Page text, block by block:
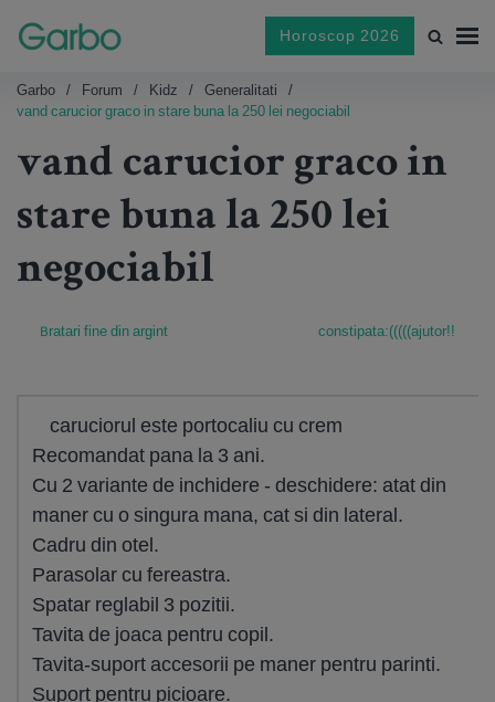
Horoscop 2026
Garbo Forum Kidz
Generalitati
vand carucior graco in stare buna la 250 lei negociabil
vand carucior graco in
stare buna la 250 lei
negociabil
Bratari fine din argint constipata:(((((ajutor!!
caruciorul este portocaliu cu crem
Recomandat pana la 3 ani.
Cu 2 variante de inchidere - deschidere: atat din
maner cu o singura mana, cat si din lateral.
Cadru din otel.
Parasolar cu fereastra.
Spatar reglabil 3 pozitii.
Tavita de joaca pentru copil.
Tavita-suport accesorii pe maner pentru parinti.
Suport pentru picioare.